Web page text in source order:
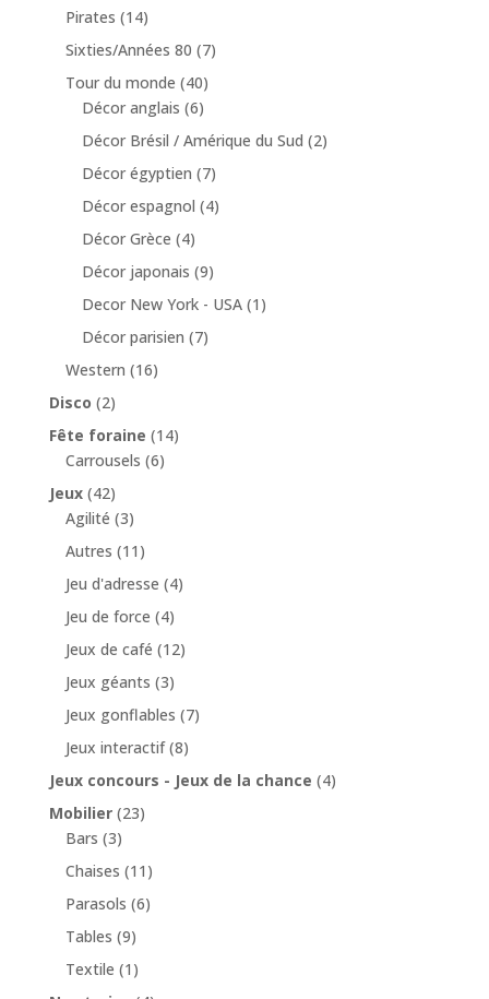
Pirates (14)
Sixties/Années 80 (7)
Tour du monde (40)
Décor anglais (6)
Décor Brésil / Amérique du Sud (2)
Décor égyptien (7)
Décor espagnol (4)
Décor Grèce (4)
Décor japonais (9)
Decor New York - USA (1)
Décor parisien (7)
Western (16)
Disco (2)
Fête foraine (14)
Carrousels (6)
Jeux (42)
Agilité (3)
Autres (11)
Jeu d'adresse (4)
Jeu de force (4)
Jeux de café (12)
Jeux géants (3)
Jeux gonflables (7)
Jeux interactif (8)
Jeux concours - Jeux de la chance (4)
Mobilier (23)
Bars (3)
Chaises (11)
Parasols (6)
Tables (9)
Textile (1)